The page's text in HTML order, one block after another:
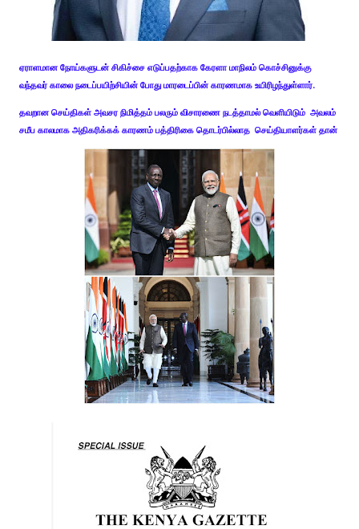
ஏராளமான நோய்களுடன் சிகிச்சை எடுப்பதற்காக கேரளா மாநிலம் கொச்சினுக்கு
வந்தவர் காலை நடைப்பயிற்சியின் போது மாரடைப்பின் காரணமாக உயிரிழந்துள்ளார்.
தவறான செய்திகள் அவசர நிமித்தம் பலரும் விசாரணை நடத்தாமல் வெளியிடும் அவலம்
சமீப காலமாக அதிகரிக்கக் காரணம் பத்திரிகை தொடர்பில்லாத செய்தியாளர்கள் தான்